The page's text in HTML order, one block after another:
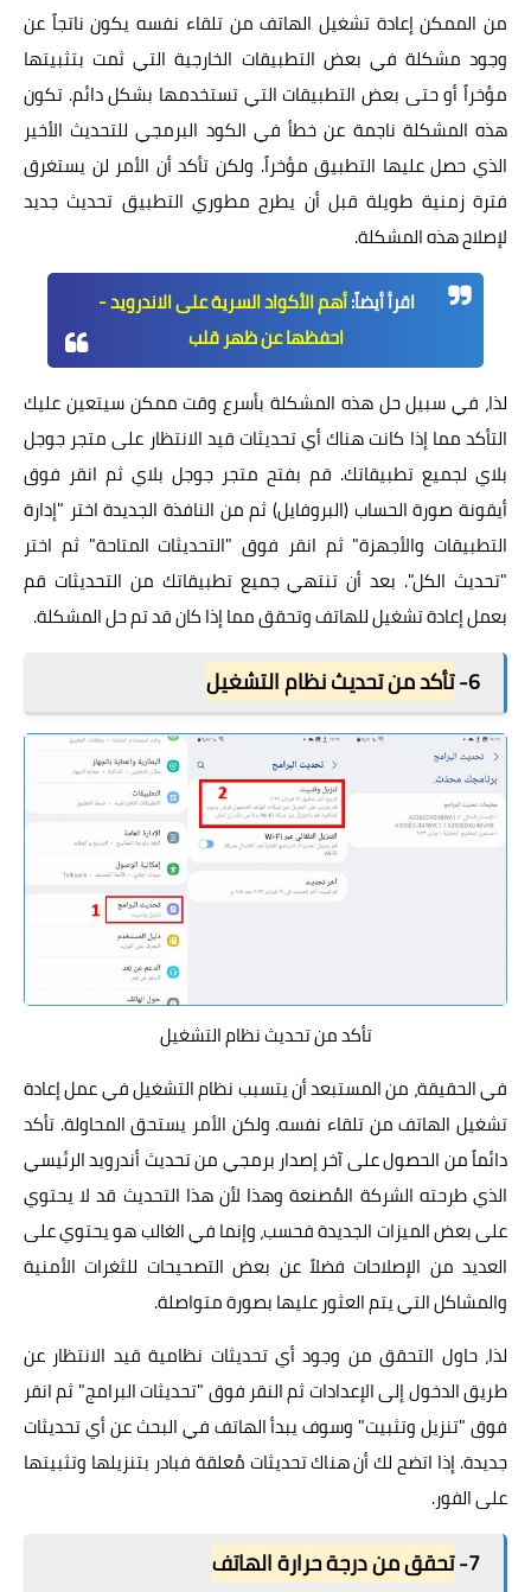
من الممكن إعادة تشغيل الهاتف من تلقاء نفسه يكون ناتجاً عن
وجود مشكلة في بعض التطبيقات الخارجية التي ثمت بتثبيتها
مؤخراً أو حتى بعض التطبيقات التي تستخدمها بشكل دائم. تكون
هذه المشكلة ناجمة عن خطأ في الكود البرمجي للتحديث الأخير
الذي حصل عليها التطبيق مؤخراً. ولكن تأكد أن الأمر لن يستغرق
فترة زمنية طويلة قبل أن يطرح مطوري التطبيق تحديث جديد
لإصلاح هذه المشكلة.
اقرأ أيضاً:أهم الأكواد السرية على الاندرويد -
احفظها عن ظهر قلب
لذا، في سبيل حل هذه المشكلة بأسرع وقت ممكن سيتعين عليك
التأكد مما إذا كانت هناك أي تحديثات قيد الانتظار على متجر جوجل
بلاي لجميع تطبيقاتك. قم بفتح متجر جوجل بلاي ثم انقر فوق
أيقونة صورة الحساب (البروفايل) ثم من النافذة الجديدة اختر "إدارة
التطبيقات والأجهزة" ثم انقر فوق "التحديثات المتاحة" ثم اختر
"تحديث الكل". بعد أن تنتهي جميع تطبيقاتك من التحديثات قم
بعمل إعادة تشغيل للهاتف وتحقق مما إذا كان قد تم حل المشكلة.
6- تأكد من تحديث نظام التشغيل
تأكد من تحديث نظام التشغيل
في الحقيقة، من المستبعد أن يتسبب نظام التشغيل في عمل إعادة
تشغيل الهاتف من تلقاء نفسه. ولكن الأمر يستحق المحاولة. تأكد
دائماً من الحصول على آخر إصدار برمجي من تحديث أندرويد الرئيسي
الذي طرحته الشركة المُصنعة وهذا لأن هذا التحديث قد لا يحتوي
على بعض الميزات الجديدة فحسب، وإنما في الغالب هو يحتوي على
العديد من الإصلاحات فضلاً عن بعض التصحيحات للثغرات الأمنية
والمشاكل التي يتم العثور عليها بصورة متواصلة.
لذا، حاول التحقق من وجود أي تحديثات نظامية قيد الانتظار عن
طريق الدخول إلى الإعدادات ثم النقر فوق "تحديثات البرامج" ثم انقر
فوق "تنزيل وتثبيت" وسوف يبدأ الهاتف في البحث عن أي تحديثات
جديدة. إذا اتضح لك أن هناك تحديثات مُعلقة فبادر بتنزيلها وتثبيتها
على الفور.
7- تحقق من درجة حرارة الهاتف